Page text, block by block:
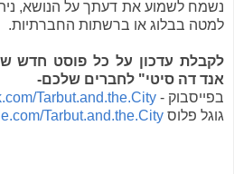
נשמח לשמוע את דעתך על הנושא,
למטה בבלוג או ברשתות החברתיות.
לקבלת עדכון על כל פוסט חדש
אנד דה סיטי" לחברים שלכם-
בפייסבוק - Tarbut.and.the.City
גוגל פלוס Tarbut.and.the.City